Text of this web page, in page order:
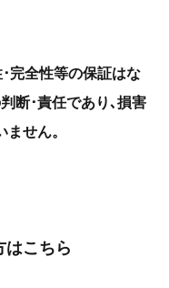
完全性等の保証はな
断･責任であり､損害
せん。
はこちら